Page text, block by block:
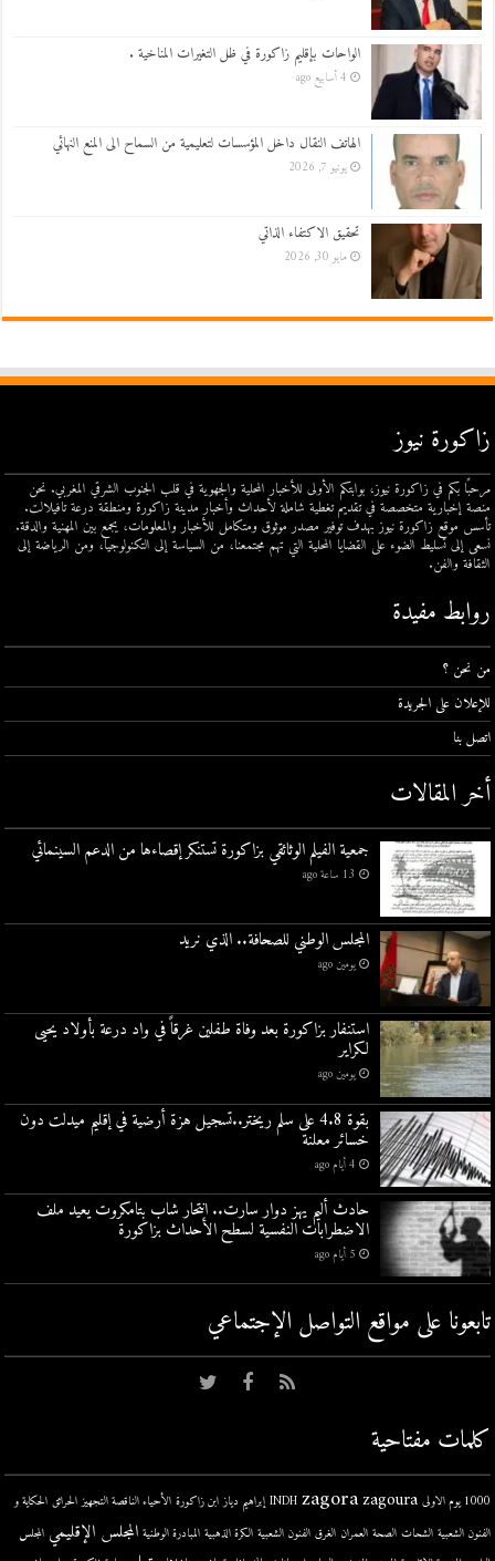
الواحات بإقليم زاكورة في ظل التغيرات المناخية .
4 أسابيع ago
الهاتف النقال داخل المؤسسات لتعليمية من السماح الى المنع النهائي
يونيو 7, 2026
تحقيق الاكتفاء الذاتي
مايو 30, 2026
زاكورة نيوز
مرحبًا بكم في زاكورة نيوز، بوابتكم الأولى للأخبار المحلية والجهوية في قلب الجنوب الشرقي المغربي. نحن
منصة إخبارية متخصصة في تقديم تغطية شاملة لأحداث وأخبار مدينة زاكورة ومنطقة درعة تافيلالت.
تأسس موقع زاكورة نيوز بهدف توفير مصدر موثوق ومتكامل للأخبار والمعلومات، يجمع بين المهنية والدقة.
نسعى إلى تسليط الضوء على القضايا المحلية التي تهم مجتمعنا، من السياسة إلى التكنولوجيا، ومن الرياضة إلى
الثقافة والفن.
روابط مفيدة
من نحن ؟
للإعلان على الجريدة
اتصل بنا
أخر المقالات
جمعية الفيلم الوثائقي بزاكورة تستنكر إقصاءها من الدعم السينمائي
13 ساعة ago
المجلس الوطني للصحافة.. الذي نريد
يومين ago
استنفار بزاكورة بعد وفاة طفلين غرقاً في واد درعة بأولاد يحيى
لكراير
يومين ago
بقوة 4.8 على سلم ريختر..تسجيل هزة أرضية في إقليم ميدلت دون
خسائر معلنة
4 أيام ago
حادث أليم يهز دوار سارت.. انتحار شاب بتامكروت يعيد ملف
الاضطرابات النفسية لسطح الأحداث بزاكورة
5 أيام ago
تابعونا على مواقع التواصل اﻹجتماعي
كلمات مفتاحية
1000 يوم الاولى INDH zagora zagoura إبراهيم دياز ابن زاكورة الأحياء الناقصة التجهيز الحرائق الحكاية و
الفنون الشعبية الشحات الصحة العمران الغرق الفنون الشعبية الكرة الذهبية المبادرة الوطنية المجلس الإقليمي المجلس